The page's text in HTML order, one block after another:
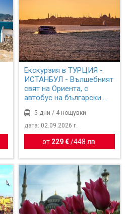
Екскурзия в ТУРЦИЯ -
ИСТАНБУЛ - Вълшебният
свят на Ориента, с
автобус на български
5 дни / 4 нощувки
дата: 02.09.2026 г.
от 229 €/448 лв.